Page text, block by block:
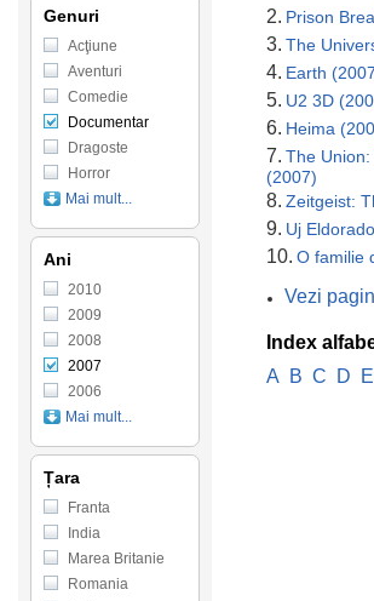
2. Prison
3. The
4. Earth
5. U2 3D
6. Heima
7. The
(2007)
8. Zeitgeist:
9. Uj
10. O familie
Vezi
Index
A
B C D E
Genuri
Acţiune
Aventuri
Comedie
Documentar
Dragoste
Horror
Mai mult...
Ani
2010
2009
2008
2007
2006
Mai mult...
Țara
Franta
India
Marea Britanie
Romania